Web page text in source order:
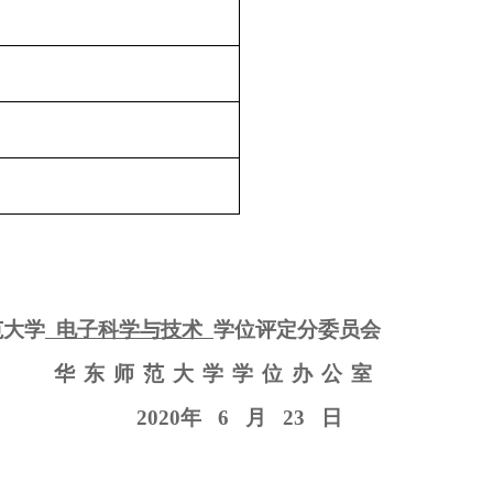
学 电子科学与技术 学位评定分委员会
华东师范大学学位办公室
2020年 6 月 23 日